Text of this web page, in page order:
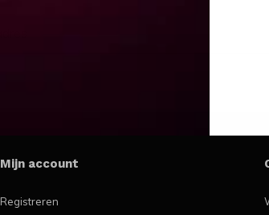
Mijn account
Registreren